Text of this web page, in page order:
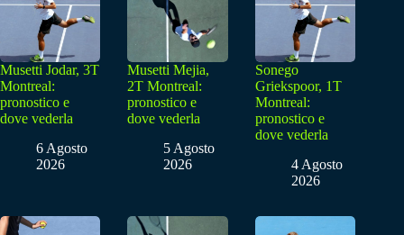
Musetti Jodar, 3T
Montreal:
pronostico e
dove vederla
6 Agosto
2026
Musetti Mejia,
2T Montreal:
pronostico e
dove vederla
5 Agosto
2026
Sonego
Griekspoor, 1T
Montreal:
pronostico e
dove vederla
4 Agosto
2026